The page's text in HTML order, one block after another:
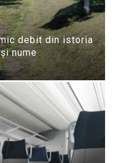
debit din istoria
nume